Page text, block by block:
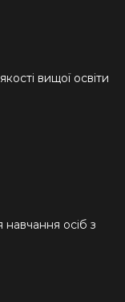
вищої освіти
навчання осіб з